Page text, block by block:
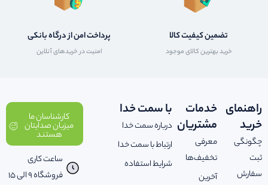
تضمین کیفیت کالا
خرید بهترین کالای موجود
پرداخت امن از درگاه بانکی
امنیت در خریدهای آنلاین
راهنمای
خرید
چگونگی
ثبت
سفارش
خدمات
مشتریان
معرفی
تخفیف‌ها
آخرین
با سمت خدا
درباره سمت خدا
ارتباط با سمت خدا
شرایط استفاده
کارشناسان ما
میزبان صدایتان
هستند
ساعت کاری
فروشگاه 9 الی 15